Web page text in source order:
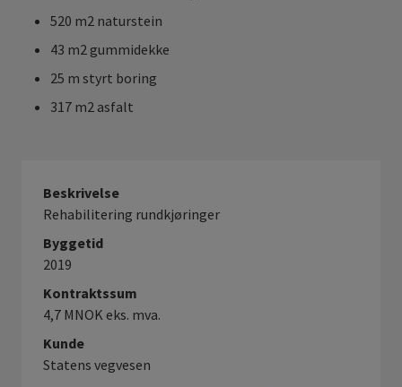
520 m2 naturstein
43 m2 gummidekke
25 m styrt boring
317 m2 asfalt
Beskrivelse
Rehabilitering rundkjøringer
Byggetid
2019
Kontraktssum
4,7 MNOK eks. mva.
Kunde
Statens vegvesen